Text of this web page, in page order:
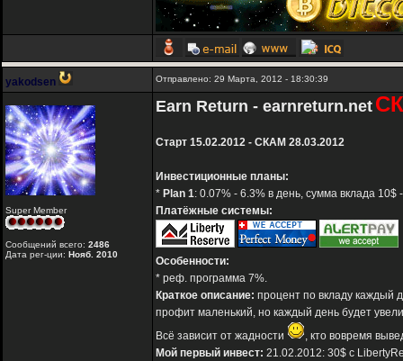
yakodsen Отправлено: 29 Марта, 2012 - 18:30:39
Super Member
Сообщений всего: 2486
Дата рег-ции: Нояб. 2010
Earn Return - earnreturn.net
Старт 15.02.2012 - СКАМ 28.03.2012
Инвестиционные планы:
* Plan 1: 0.07% - 6.3% в день, сумма вклада 10$
Платёжные системы:
Особенности:
* реф. программа 7%.
Краткое описание: процент по вкладу каждый
профит маленький, но каждый день будет
Всё зависит от жадности
, кто вовремя
Мой первый инвест: 21.02.2012: 30$ с